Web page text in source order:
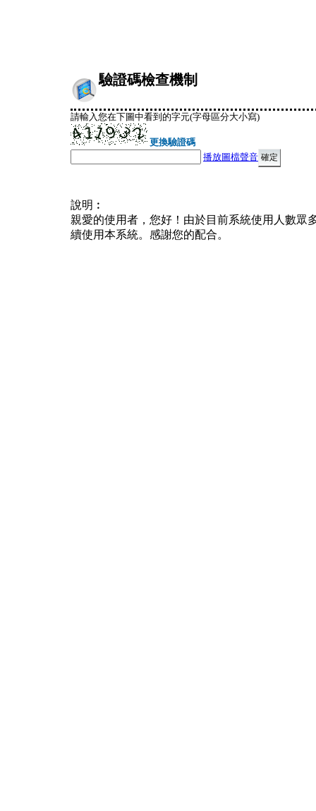
驗證碼檢查機制
請輸入您在下圖中看到的字元(字母區分大小寫)
更換驗證碼
播放圖檔聲音
說明︰
親愛的使用者，您好！由於目前系統使用人數眾
續使用本系統。感謝您的配合。